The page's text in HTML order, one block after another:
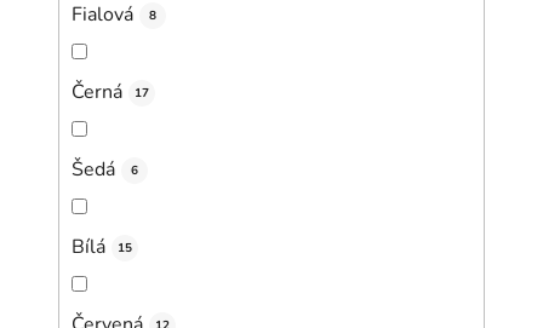
Fialová 8
Černá 17
Šedá 6
Bílá 15